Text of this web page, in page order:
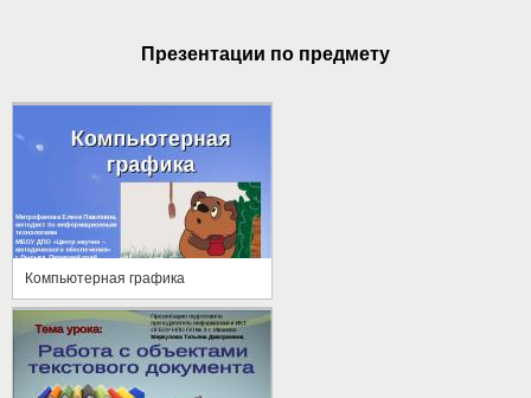
Презентации по предмету
Компьютерная графика